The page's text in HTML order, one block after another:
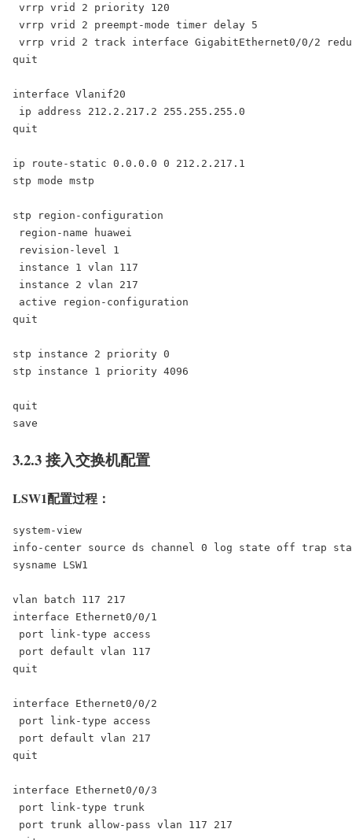
vrrp vrid 2 priority 120
vrrp vrid 2 preempt-mode timer delay 5
vrrp vrid 2 track interface GigabitEthernet0/0/2
quit
interface Vlanif20
ip address 212.2.217.2 255.255.255.0
quit
ip route-static 0.0.0.0 0 212.2.217.1
stp mode mstp
stp region-configuration
region-name huawei
revision-level 1
instance 1 vlan 117
instance 2 vlan 217
active region-configuration
quit
stp instance 2 priority 0
stp instance 1 priority 4096
quit
save
3.2.3 接入交换机配置
LSW1配置过程：
system-view
info-center source ds channel 0 log state off trap
sysname LSW1
vlan batch 117 217
interface Ethernet0/0/1
port link-type access
port default vlan 117
quit
interface Ethernet0/0/2
port link-type access
port default vlan 217
quit
interface Ethernet0/0/3
port link-type trunk
port trunk allow-pass vlan 117 217